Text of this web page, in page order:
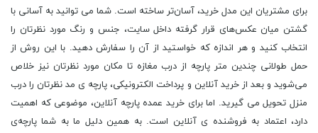
برای مشتریان این مدل خرید، آسان‌تر ساخته است. شما می ‌توانید به آسانی با
گشتن میان عکس‌های قرار گرفته داخل سایت،‌ جنس و رنگ مورد نظرتان را
انتخاب کنید و هر اندازه که خواستید از آن را سفارش دهید. با این روش از
حمل طولانی چندین متر پارچه از درب مغازه تا مکان مورد نظرتان نیز خلاص
می‌شوید و بعد از خرید آنلاین و پرداخت الکترونیکی، پارچه ‌ی مد نظرتان را درب
منزل تحویل می‌ گیرید. اما برای خرید عمده پارچه آنلاین، موضوعی که اهمیت
دارد،‌ اعتماد به فروشنده ‌ی آنلاین است. به همین دلیل ما به شما پارچه‌ی